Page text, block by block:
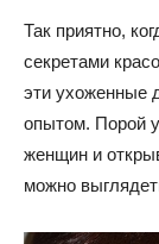
Так приятно,
секретами
эти ухоженные
опытом. Порой
женщин и
можно